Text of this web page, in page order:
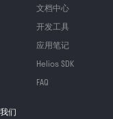
文档中心
开发工具
应用笔记
Helios SDK
FAQ
们